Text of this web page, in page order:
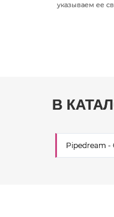
указываем ее
В
Pipedream